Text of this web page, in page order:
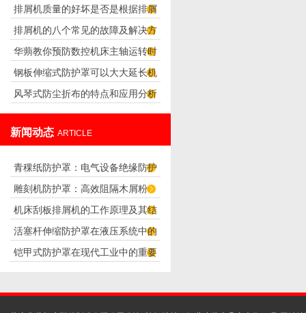
障》
排屑机质量的好坏是否是根据排屑
量来判断的？
排屑机的八个常见的故障及解决方
法
华蒴教你预防数控机床主轴运转时
的噪声
钢板伸缩式防护罩可以大大延长机
器的使用寿命
风琴式防尘折布的特点和应用分析
新闻动态 ARTICLE
青稞纸防护罩：电气设备绝缘防护
专用方案
雕刻机防护罩：高效阻隔木屑粉
尘，守护设备精度与安全
机床刮板排屑机的工作原理及其结
构分析
活塞杆伸缩防护罩在液压系统中的
应用
铠甲式防护罩在现代工业中的重要